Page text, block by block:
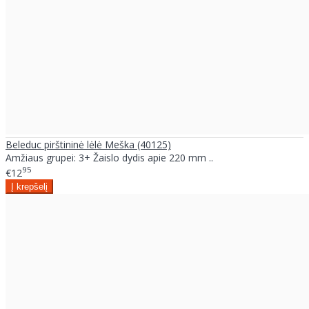
Beleduc pirštininė lėlė Meška (40125)
Amžiaus grupei: 3+ Žaislo dydis apie 220 mm ..
€1295